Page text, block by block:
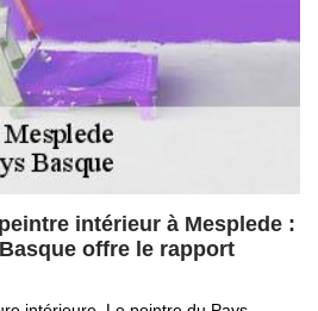
intérieur à Mesplede :
offre le rapport